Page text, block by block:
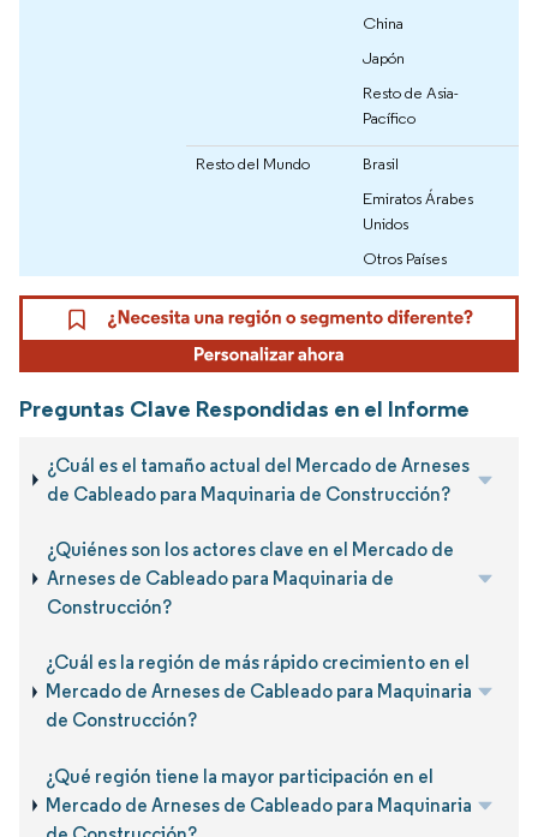
China
Japón
Resto de Asia-
Pacífico
Resto del Mundo
Brasil
Emiratos Árabes
Unidos
Otros Países
Preguntas Clave Respondidas en el Informe
¿Cuál es el tamaño actual del Mercado de Arneses
de Cableado para Maquinaria de Construcción?
¿Quiénes son los actores clave en el Mercado de
Arneses de Cableado para Maquinaria de
Construcción?
¿Cuál es la región de más rápido crecimiento en el
Mercado de Arneses de Cableado para Maquinaria
de Construcción?
¿Qué región tiene la mayor participación en el
Mercado de Arneses de Cableado para Maquinaria